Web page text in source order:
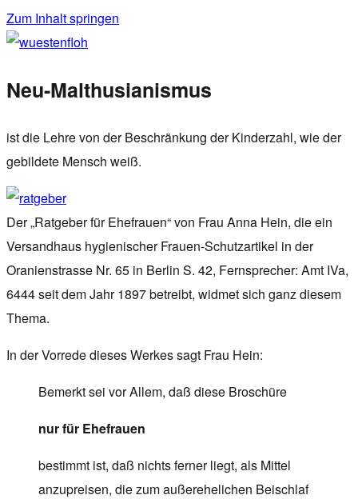
Zum Inhalt springen
wuestenfloh
Neu-Malthusianismus
ist die Lehre von der Beschränkung der Kinderzahl, wie der
gebildete Mensch weiß.
Der „Ratgeber für Ehefrauen“ von Frau Anna Hein, die ein
Versandhaus hygienischer Frauen-Schutzartikel in der
Oranienstrasse Nr. 65 in Berlin S. 42, Fernsprecher: Amt IVa,
6444 seit dem Jahr 1897 betreibt, widmet sich ganz diesem
Thema.
In der Vorrede dieses Werkes sagt Frau Hein:
Bemerkt sei vor Allem, daß diese Broschüre
nur für Ehefrauen
bestimmt ist, daß nichts ferner liegt, als Mittel
anzupreisen, die zum außerehelichen Beischlaf